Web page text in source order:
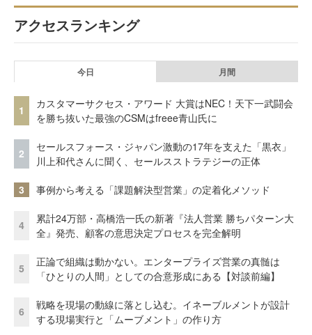
アクセスランキング
今日 月間
1
カスタマーサクセス・アワード 大賞はNEC！天下一武闘会
を勝ち抜いた最強のCSMはfreee青山氏に
2
セールスフォース・ジャパン激動の17年を支えた「黒衣」
川上和代さんに聞く、セールスストラテジーの正体
3 事例から考える「課題解決型営業」の定着化メソッド
4
累計24万部・高橋浩一氏の新著『法人営業 勝ちパターン大
全』発売、顧客の意思決定プロセスを完全解明
5
正論で組織は動かない。エンタープライズ営業の真髄は
「ひとりの人間」としての合意形成にある【対談前編】
6
戦略を現場の動線に落とし込む。イネーブルメントが設計
する現場実行と「ムーブメント」の作り方